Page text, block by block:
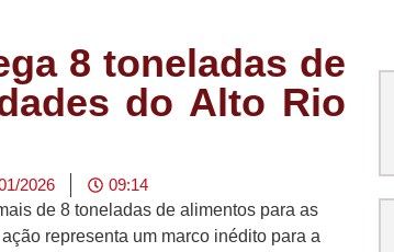
8 toneladas de
do Alto Rio
2026
09:14
de 8 toneladas de alimentos para as
representa um marco inédito para a